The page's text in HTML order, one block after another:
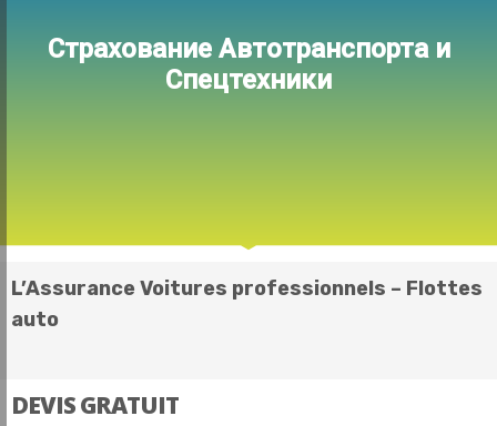
Страхование Автотранспорта и
Спецтехники
L’Assurance Voitures professionnels – Flottes
auto
DEVIS GRATUIT